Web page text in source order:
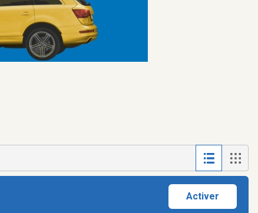
Activer